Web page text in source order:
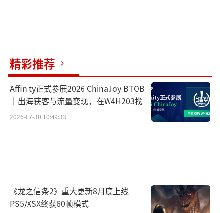
精彩推荐
Affinity正式参展2026 ChinaJoy BTOB
｜出海获客与流量变现，在W4H203找
2026-07-30 10:49:33
《龙之信条2》重大更新8月底上线
PS5/XSX终获60帧模式